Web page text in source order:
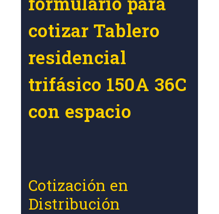
cotizar Tablero
residencial
trifásico 150A 36C
con espacio
Cotización en
Distribución